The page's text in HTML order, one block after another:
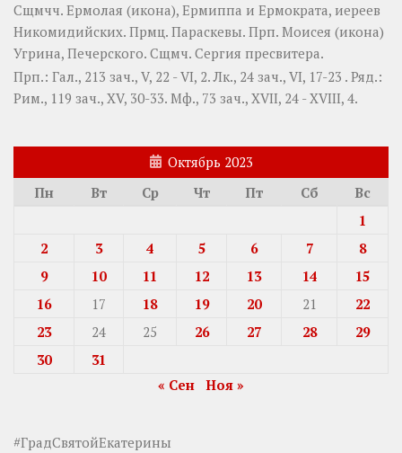
Сщмчч. Ермолая (икона), Ермиппа и Ермократа, иереев
Никомидийских. Прмц. Параскевы. Прп. Моисея (икона)
Угрина, Печерского. Сщмч. Сергия пресвитера.
Прп.: Гал., 213 зач., V, 22 - VI, 2. Лк., 24 зач., VI, 17-23 . Ряд.:
Рим., 119 зач., XV, 30-33. Мф., 73 зач., XVII, 24 - XVIII, 4.
Октябрь 2023
Пн
Вт Ср Чт Пт Сб
Вс
1
2
3 4 5 6 7
8
9
10 11 12 13 14
15
16
17 18 19 20 21
22
23
24 25 26 27 28
29
30
31
« Сен Ноя »
#ГрадСвятойЕкатерины